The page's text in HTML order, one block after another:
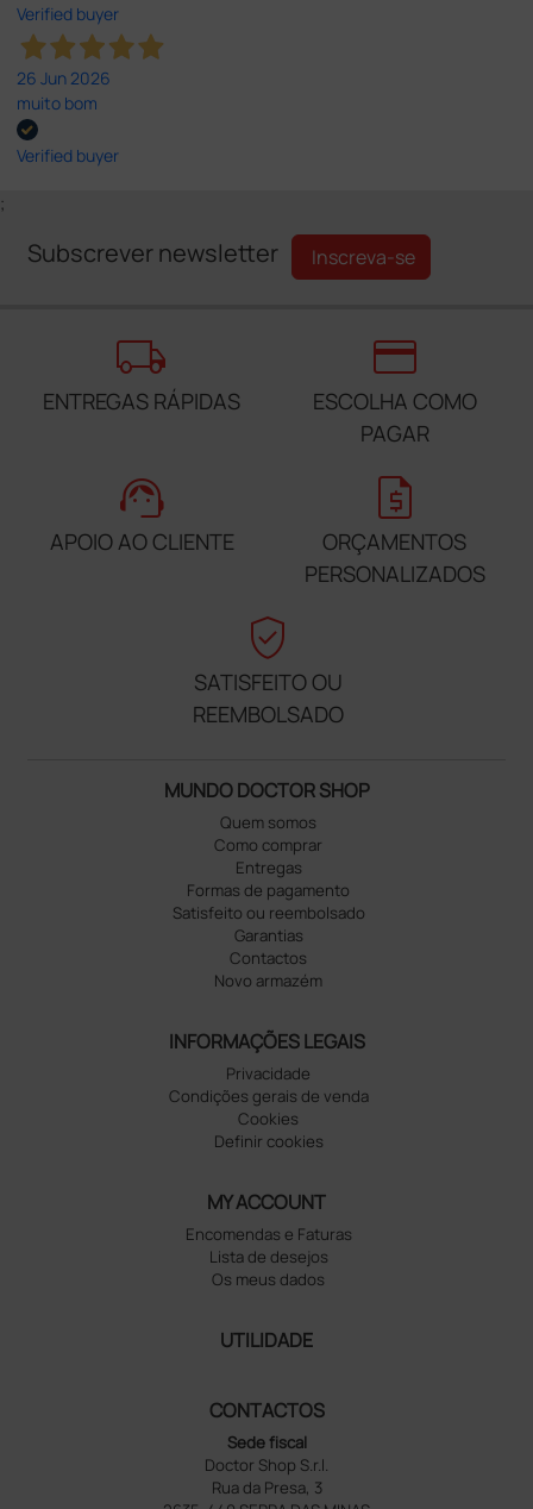
Verified buyer
26 Jun 2026
muito bom
Verified buyer
;
Subscrever newsletter Inscreva-se
local_shipping
ENTREGAS RÁPIDAS
credit_card
ESCOLHA COMO
PAGAR
support_agent
APOIO AO CLIENTE
request_quote
ORÇAMENTOS
PERSONALIZADOS
verified_user
SATISFEITO OU
REEMBOLSADO
MUNDO DOCTOR SHOP
Quem somos
Como comprar
Entregas
Formas de pagamento
Satisfeito ou reembolsado
Garantias
Contactos
Novo armazém
INFORMAÇÕES LEGAIS
Privacidade
Condições gerais de venda
Cookies
Definir cookies
MY ACCOUNT
Encomendas e Faturas
Lista de desejos
Os meus dados
UTILIDADE
CONTACTOS
Sede fiscal
Doctor Shop S.r.l.
Rua da Presa, 3